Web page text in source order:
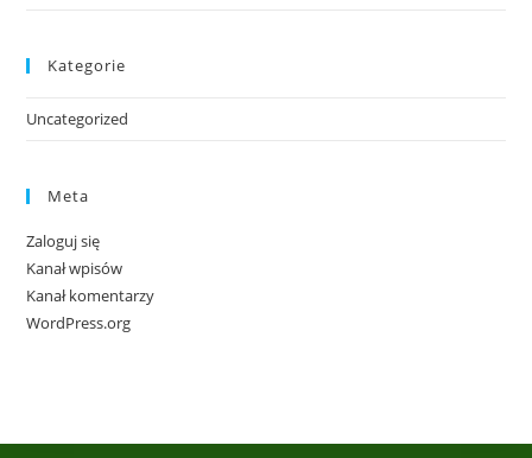
Kategorie
Uncategorized
Meta
Zaloguj się
Kanał wpisów
Kanał komentarzy
WordPress.org